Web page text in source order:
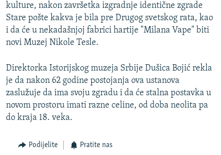
kulture, nakon završetka izgradnje identične zgrade
Stare pošte kakva je bila pre Drugog svetskog rata, kao
i da će u nekadašnjoj fabrici hartije "Milana Vape" biti
novi Muzej Nikole Tesle.
Direktorka Istorijskog muzeja Srbije Dušica Bojić rekla
je da nakon 62 godine postojanja ova ustanova
zaslužuje da ima svoju zgradu i da će stalna postavka u
novom prostoru imati razne celine, od doba neolita pa
do kraja 18. veka.
Podijelite Pratite nas